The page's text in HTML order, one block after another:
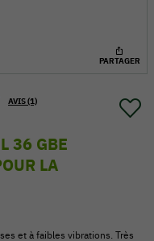
PARTAGER
AVIS (1)
36 GBE
LA
et à faibles vibrations. Très